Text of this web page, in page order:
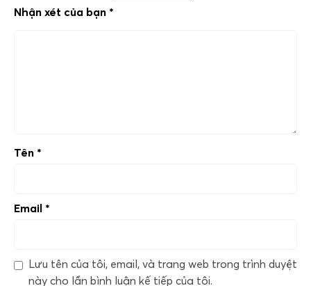
Nhận xét của bạn *
Tên *
Email *
Lưu tên của tôi, email, và trang web trong trình duyệt
này cho lần bình luận kế tiếp của tôi.